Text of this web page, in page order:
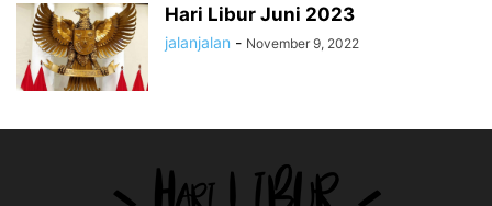
Hari Libur Juni 2023
jalanjalan - November 9, 2022